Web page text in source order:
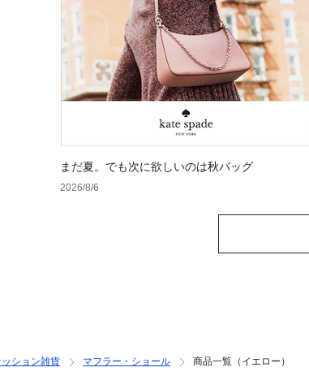
まだ夏。でも次に欲しいのは秋バッグ
2026/8/6
ッション雑貨 マフラー・ショール 商品一覧（イエロー）